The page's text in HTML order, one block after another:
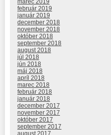
február 2019
január 2019
december 2018
november 2018
október 2018
september 2018
august 2018
júl 2018
jún 2018
máj 2018
apríl 2018
marec 2018
február 2018
január 2018
december 2017
november 2017
október 2017
september 2017
august 2017